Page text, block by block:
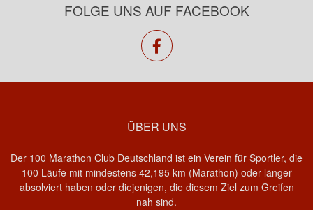
FOLGE UNS AUF FACEBOOK
facebook
ÜBER UNS
Der 100 Marathon Club Deutschland ist ein Verein für Sportler, die
100 Läufe mit mindestens 42,195 km (Marathon) oder länger
absolviert haben oder diejenigen, die diesem Ziel zum Greifen
nah sind.